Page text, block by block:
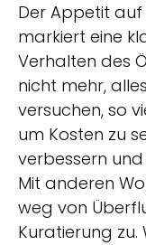
Der Appetit
markiert eine
Verhalten des
nicht mehr,
versuchen, so
um Kosten zu
verbessern
Mit anderen
weg von
Kuratierung zu.